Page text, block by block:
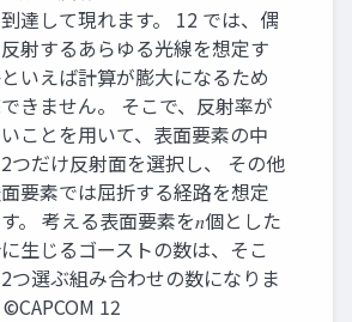
達して現れます。 12 では、偶
射するあらゆる光線を想定す
いえば計算が膨大になるため
きません。 そこで、反射率が
ことを用いて、表面要素の中
つだけ反射面を選択し、 その他
要素では屈折する経路を想定
。 考える表面要素を𝑛個とした
生じるゴーストの数は、そこ
つ選ぶ組み合わせの数になりま
12